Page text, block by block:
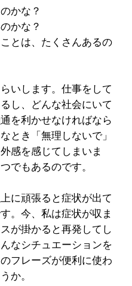
かな？
かな？
とは、たくさんあるの
いします。仕事をして
し、どんな社会にいて
を利かせなければなら
とき「無理しないで」
感を感じてしまいま
でもあるのです。
に頑張ると症状が出て
。今、私は症状が収ま
が掛かると再発してし
なシチュエーションを
フレーズが便利に使わ
か。